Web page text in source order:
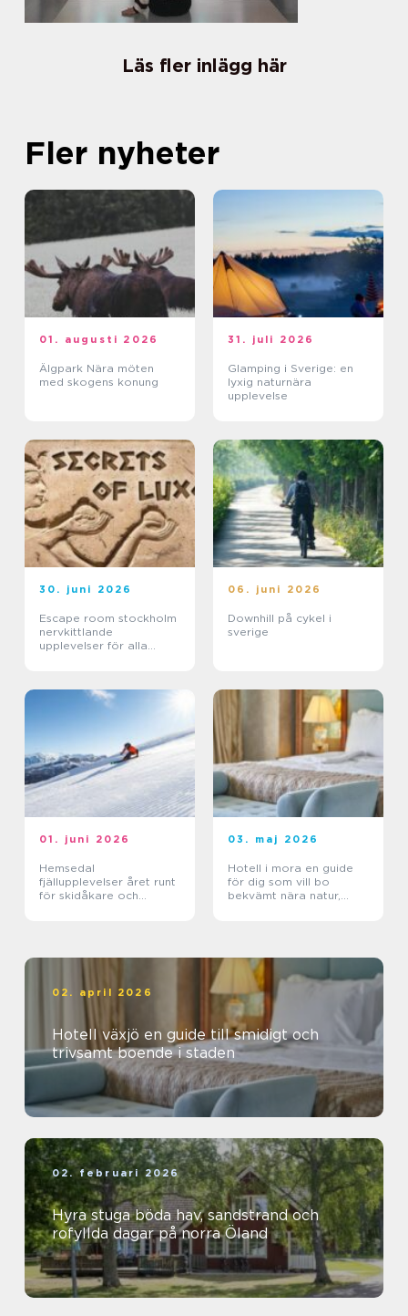
Läs fler inlägg här
Fler nyheter
01. augusti 2026
Älgpark Nära möten
med skogens konung
31. juli 2026
Glamping i Sverige: en
lyxig naturnära
upplevelse
30. juni 2026
Escape room stockholm
nervkittlande
upplevelser för alla
06. juni 2026
Downhill på cykel i
sverige
01. juni 2026
Hemsedal
fjällupplevelser året runt
för skidåkare och
03. maj 2026
Hotell i mora en guide
för dig som vill bo
bekvämt nära natur,
02. april 2026
Hotell växjö en guide till smidigt och
trivsamt boende i staden
02. februari 2026
Hyra stuga böda hav, sandstrand och
rofyllda dagar på norra Öland